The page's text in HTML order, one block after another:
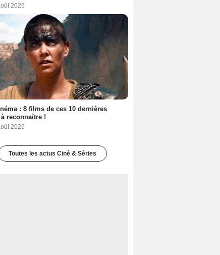
2026
: 8 films de ces 10 dernières
reconnaître !
2026
Toutes les actus Ciné & Séries